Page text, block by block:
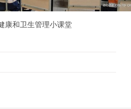
康和卫生管理小课堂